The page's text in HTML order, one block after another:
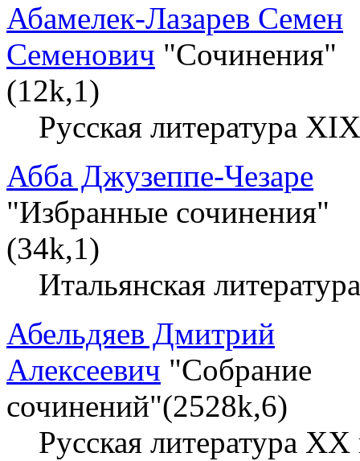
Абамелек-Лазарев Семен
Семенович "Сочинения"
(12k,1)
Русская литература
Абба Джузеппе-Чезаре
"Избранные сочинения"
(34k,1)
Итальянская литература
Абельдяев Дмитрий
Алексеевич "Собрание
сочинений"(2528k,6)
Русская литература XX